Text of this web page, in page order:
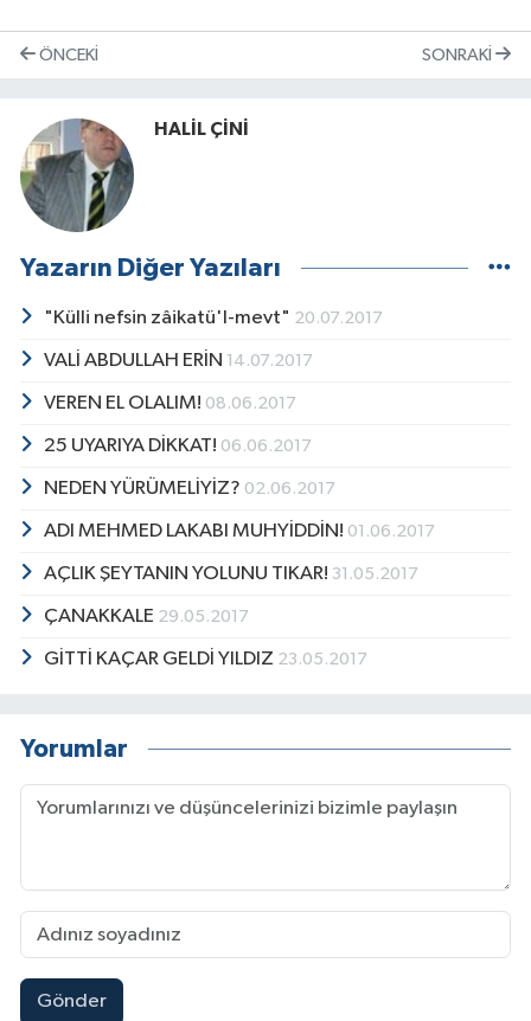
ÖNCEKI SONRAKI
HALİL ÇİNİ
Yazarın Diğer Yazıları
"Külli nefsin zâikatü'l-mevt" 20.07.2017
VALİ ABDULLAH ERİN 14.07.2017
VEREN EL OLALIM! 08.06.2017
25 UYARIYA DİKKAT! 06.06.2017
NEDEN YÜRÜMELİYİZ? 02.06.2017
ADI MEHMED LAKABI MUHYİDDİN! 01.06.2017
AÇLIK ŞEYTANIN YOLUNU TIKAR! 31.05.2017
ÇANAKKALE 29.05.2017
GİTTİ KAÇAR GELDİ YILDIZ 23.05.2017
Yorumlar
Gönder